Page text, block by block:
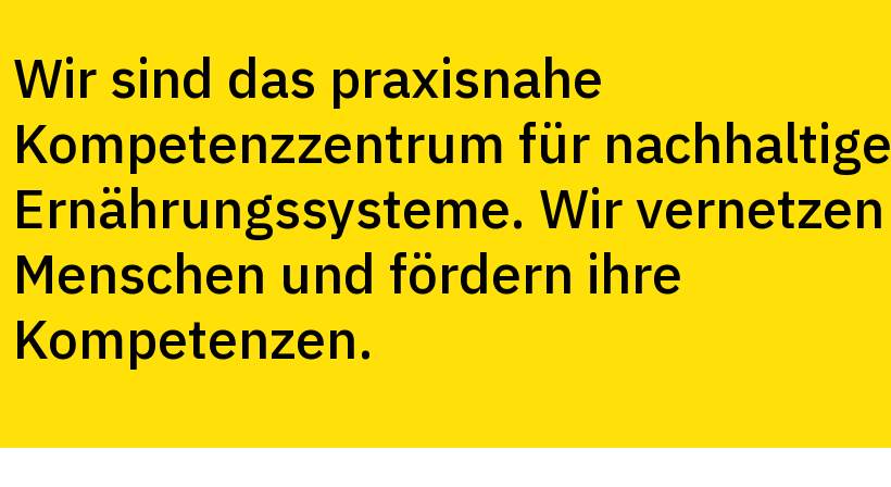
Wir sind das praxisnahe
Kompetenzzentrum für nachhaltige
Ernährungssysteme. Wir vernetzen
Menschen und fördern ihre
Kompetenzen.